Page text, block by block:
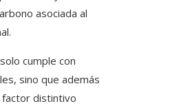
asociada al
cumple con
sino que además
distintivo